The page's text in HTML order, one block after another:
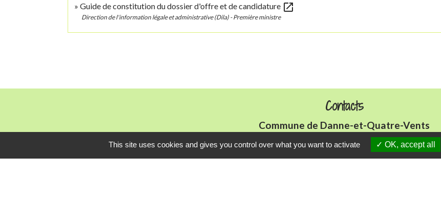
Guide de constitution du dossier d'offre et de candidature open_in_new
Direction de l'information légale et administrative (Dila) - Première ministre
Contacts
Commune de Danne-et-Quatre-Vents
2 Rue de l'Église
57370 Danne-et-Quatre-Vents - FRANCE
This site uses cookies and gives you control over what you want to activate OK, accept all